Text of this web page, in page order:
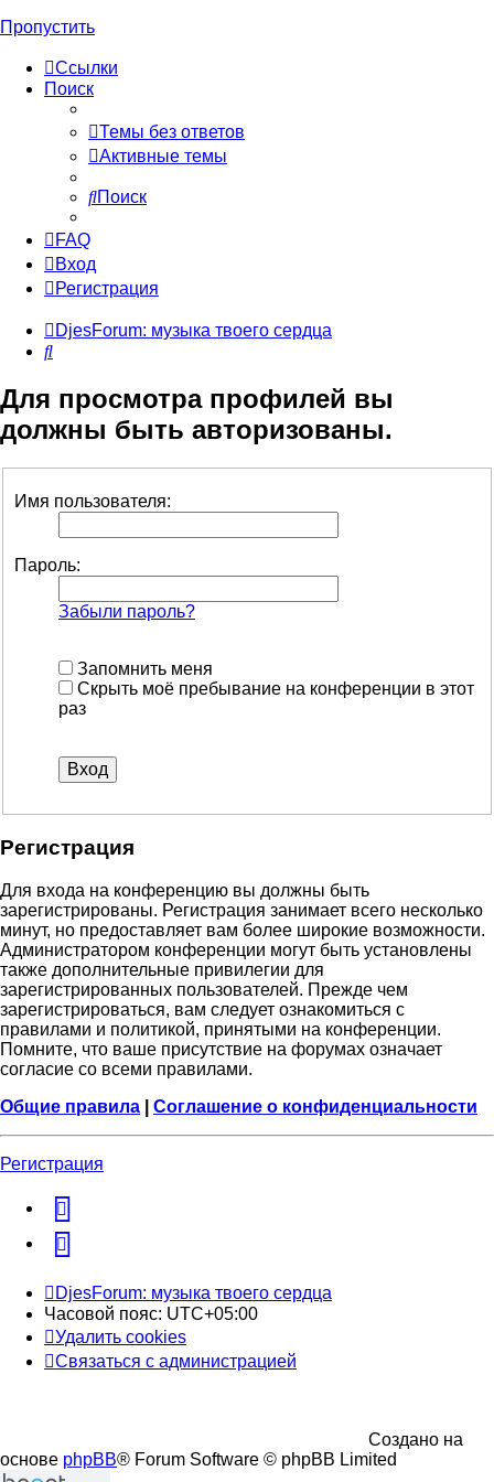
Пропустить
Ссылки
Поиск
Темы без ответов
Активные темы
Поиск
FAQ
Вход
Регистрация
DjesForum: музыка твоего сердца
Поиск
Для просмотра профилей вы
должны быть авторизованы.
Имя пользователя:
Пароль:
Забыли пароль?
Запомнить меня
Скрыть моё пребывание на конференции в этот
раз
Регистрация
Для входа на конференцию вы должны быть
зарегистрированы. Регистрация занимает всего несколько
минут, но предоставляет вам более широкие возможности.
Администратором конференции могут быть установлены
также дополнительные привилегии для
зарегистрированных пользователей. Прежде чем
зарегистрироваться, вам следует ознакомиться с
правилами и политикой, принятыми на конференции.
Помните, что ваше присутствие на форумах означает
согласие со всеми правилами.
Общие правила
Соглашение о конфиденциальности
Регистрация
vk
Telegram
DjesForum: музыка твоего сердца
Часовой пояс: UTC+05:00
Удалить cookies
Связаться с администрацией
Создано на
основе phpBB® Forum Software © phpBB Limited